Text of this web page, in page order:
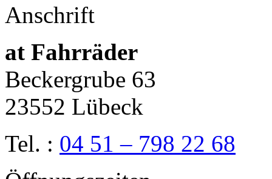
Anschrift
at Fahrräder
Beckergrube 63
23552 Lübeck
Tel. : 04 51 – 798 22 68